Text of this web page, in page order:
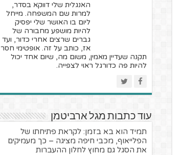
האנגלית שלי דווקא בסדר,
למרות שם המשפחה. מייחל
ליום בו האושר שלי יפסיק
להיות מושפע מחבורה של
גברים שרצים אחרי כדור, ועד
אז, כותב על זה. אופטימי חסר
תקנה שעדיין מאמין, משום מה, שיום אחד יכול
להיות פה כדורגל ראוי לצפייה.
עוד כתבות מגל ארביטמן
תמיד הוא בא בזמן: לקראת פתיחתו של
הפלייאוף, מכבי חיפה מציגה – כך מעמיקים
את הסגל גם מחוץ לחלון ההעברות